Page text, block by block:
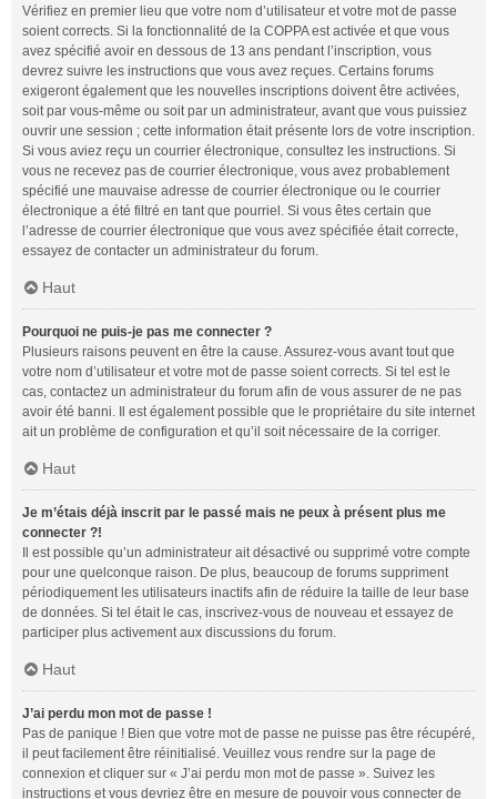
Vérifiez en premier lieu que votre nom d’utilisateur et votre mot de passe
soient corrects. Si la fonctionnalité de la COPPA est activée et que vous
avez spécifié avoir en dessous de 13 ans pendant l’inscription, vous
devrez suivre les instructions que vous avez reçues. Certains forums
exigeront également que les nouvelles inscriptions doivent être activées,
soit par vous-même ou soit par un administrateur, avant que vous puissiez
ouvrir une session ; cette information était présente lors de votre inscription.
Si vous aviez reçu un courrier électronique, consultez les instructions. Si
vous ne recevez pas de courrier électronique, vous avez probablement
spécifié une mauvaise adresse de courrier électronique ou le courrier
électronique a été filtré en tant que pourriel. Si vous êtes certain que
l’adresse de courrier électronique que vous avez spécifiée était correcte,
essayez de contacter un administrateur du forum.
Haut
Pourquoi ne puis-je pas me connecter ?
Plusieurs raisons peuvent en être la cause. Assurez-vous avant tout que
votre nom d’utilisateur et votre mot de passe soient corrects. Si tel est le
cas, contactez un administrateur du forum afin de vous assurer de ne pas
avoir été banni. Il est également possible que le propriétaire du site internet
ait un problème de configuration et qu’il soit nécessaire de la corriger.
Haut
Je m’étais déjà inscrit par le passé mais ne peux à présent plus me
connecter ?!
Il est possible qu’un administrateur ait désactivé ou supprimé votre compte
pour une quelconque raison. De plus, beaucoup de forums suppriment
périodiquement les utilisateurs inactifs afin de réduire la taille de leur base
de données. Si tel était le cas, inscrivez-vous de nouveau et essayez de
participer plus activement aux discussions du forum.
Haut
J’ai perdu mon mot de passe !
Pas de panique ! Bien que votre mot de passe ne puisse pas être récupéré,
il peut facilement être réinitialisé. Veuillez vous rendre sur la page de
connexion et cliquer sur « J’ai perdu mon mot de passe ». Suivez les
instructions et vous devriez être en mesure de pouvoir vous connecter de